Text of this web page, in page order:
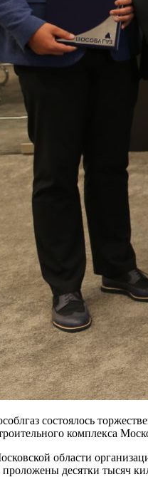
состоялось
комплекса
области
десятки тысяч